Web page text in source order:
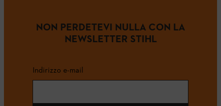
NON PERDETEVI NULLA CON LA
NEWSLETTER STIHL
Indirizzo e-mail